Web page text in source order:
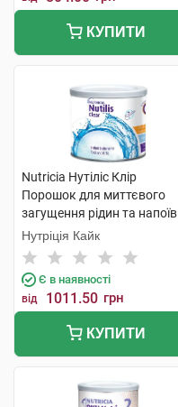
КУПИТИ
Nutricia Нутіліс Клір
Порошок для миттєвого
загущення рідин та напоїв
175 мл 1 банка
Нутріція Кайк
Є в наявності
від 1011.50 грн
КУПИТИ